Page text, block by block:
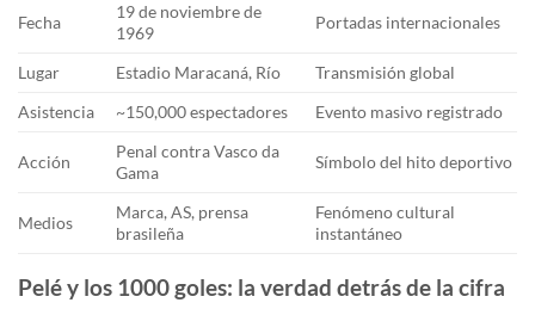
Fecha
19 de noviembre de
1969
Portadas internacionales
Lugar Estadio Maracaná, Río
Transmisión global
Asistencia
~150,000 espectadores Evento masivo registrado
Acción
Penal contra Vasco da
Gama
Símbolo del hito deportivo
Medios
Marca, AS, prensa
brasileña
Fenómeno cultural
instantáneo
Pelé y los 1000 goles: la verdad detrás de la cifra